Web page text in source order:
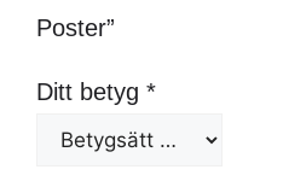
Poster”
Ditt betyg *